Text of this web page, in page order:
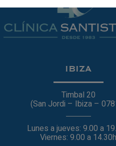
IBIZA
Timbal 20
(San Jordi – Ibiza –
Lunes a jueves: 9.00 a
Viernes: 9.00 a 14.30h